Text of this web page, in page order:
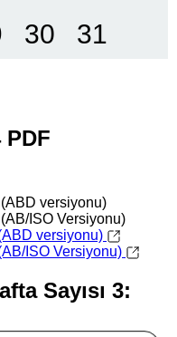
30 31
(ABD versiyonu)
(AB/ISO Versiyonu)
versiyonu)
ISO Versiyonu)
Sayısı 3: